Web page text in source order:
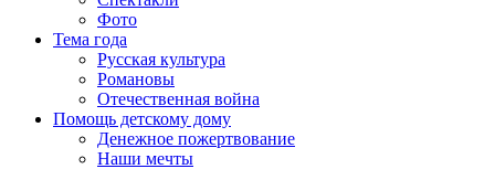
Фото
Тема года
Русская культура
Романовы
Отечественная война
Помощь детскому дому
Денежное пожертвование
Наши мечты